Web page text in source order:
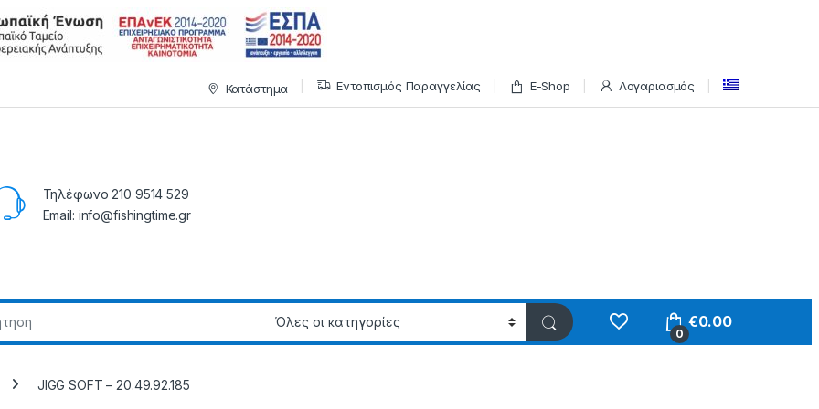
Κατάστημα Εντοπισμός Παραγγελίας E-Shop Λογαριασμός
Τηλέφωνο 210 9514 529
Email: info@fishingtime.gr
0
€0.00
JIGG SOFT – 20.49.92.185